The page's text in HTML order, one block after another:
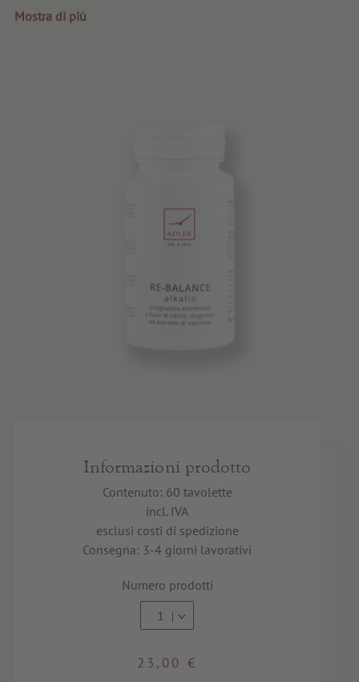
Mostra di più
Informazioni prodotto
Contenuto: 60 tavolette
incl. IVA
esclusi costi di spedizione
Consegna: 3-4 giorni lavorativi
Numero prodotti
1
23,00 €